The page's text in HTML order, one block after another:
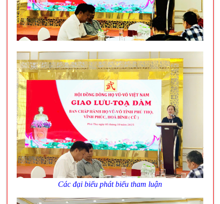
Các đại biểu phát biểu tham luận